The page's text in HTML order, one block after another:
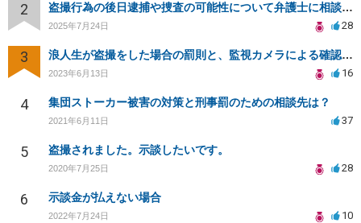
2 盗撮行為の後日逮捕や捜査の可能性について弁護士に相談したい
2025年7月24日 28
3 浪人生が盗撮をした場合の罰則と、監視カメラによる確認について
2023年6月13日 16
4 集団ストーカー被害の対策と刑事罰のための相談先は？
2021年6月11日 37
5 盗撮されました。示談したいです。
2020年7月25日 28
6 示談金が払えない場合
2022年7月24日 10